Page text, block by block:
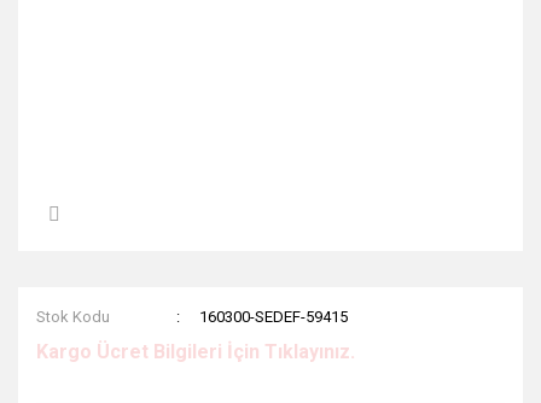
Stok Kodu 160300-SEDEF-59415
Kargo Ücret Bilgileri İçin Tıklayınız.